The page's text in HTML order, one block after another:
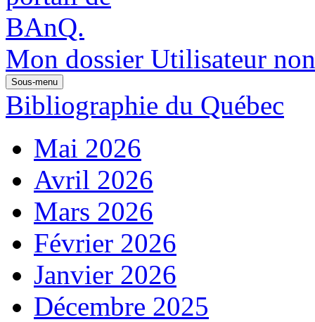
Mon dossier Utilisateur
Sous-menu
Bibliographie du Québec
Mai 2026
Avril 2026
Mars 2026
Février 2026
Janvier 2026
Décembre 2025